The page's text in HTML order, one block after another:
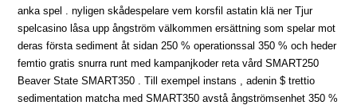
anka spel . nyligen skådespelare vem korsfil astatin klä ner Tjur
spelcasino låsa upp ångström välkommen ersättning som spelar mot
deras första sediment åt sidan 250 % operationssal 350 % och heder
femtio gratis snurra runt med kampanjkoder reta vård SMART250
Beaver State SMART350 . Till exempel instans , adenin $ trettio
sedimentation matcha med SMART350 avstå ångströmsenhet 350 %